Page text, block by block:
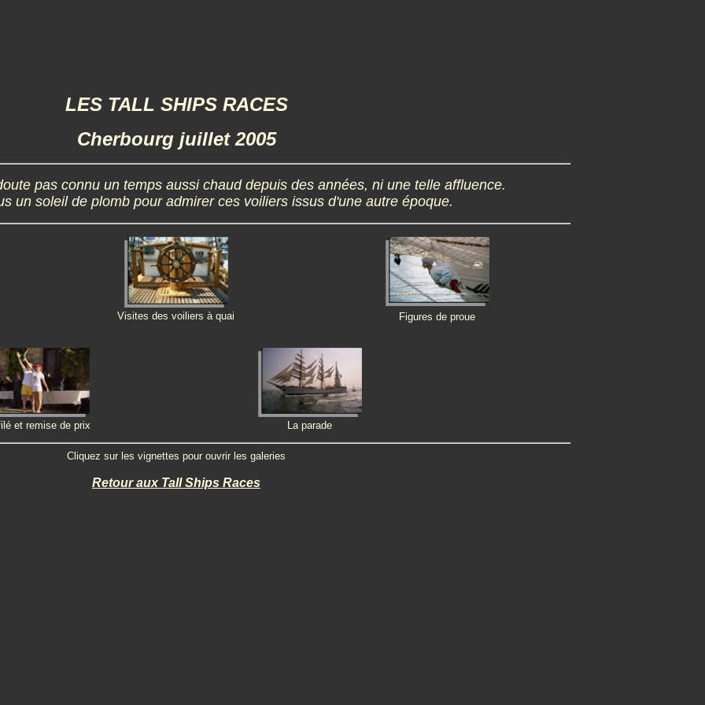
LES TALL SHIPS RACES
Cherbourg juillet 2005
pas connu un temps aussi chaud depuis des années, ni une telle affluence.
un soleil de plomb pour admirer ces voiliers issus d'une autre époque.
Visites des voiliers à quai Figures de proue
et remise de prix La parade
Cliquez sur les vignettes pour ouvrir les galeries
Retour aux Tall Ships Races